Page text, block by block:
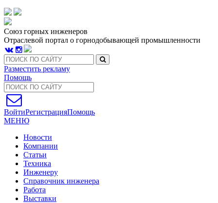
Союз горных инженеров
Отраслевой портал о горнодобывающей промышленности
Разместить рекламу
Помощь
ВойтиРегистрацияПомощь
МЕНЮ
Новости
Компании
Статьи
Техника
Инженеру
Справочник инженера
Работа
Выставки